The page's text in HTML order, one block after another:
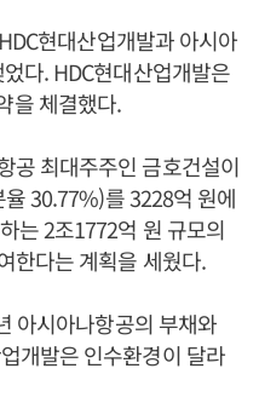
현대산업개발과 아시아
다. HDC현대산업개발은
을 체결했다.
공 최대주주인 금호건설이
30.77%)를 3228억 원에
는 2조1772억 원 규모의
한다는 계획을 세웠다.
아시아나항공의 부채와
개발은 인수환경이 달라